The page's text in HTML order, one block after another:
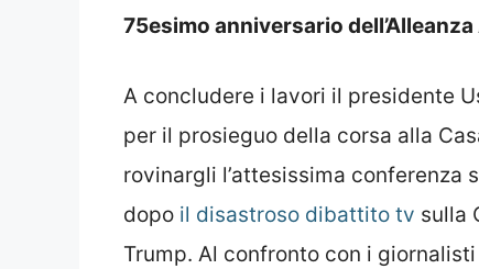
75esimo anniversario
A concludere i lavori il presidente
per il prosieguo della corsa alla
rovinargli l’attesissima conferenza
dopo il disastroso dibattito tv sulla
Trump. Al confronto con i